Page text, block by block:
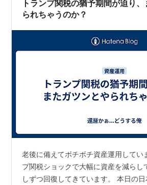
戻ってくる…
トランプ関税の猶予期間が迫り
られちゃうのか？
老後に備えてボチボチ資産運用してい
プ関税ショックで大幅に資産を減らし
しずつ回復してきています。 本日の